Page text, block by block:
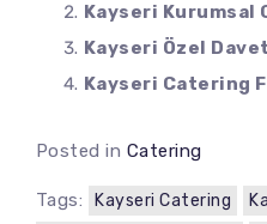
Kayseri Kurumsal
Kayseri Özel
Kayseri Catering
Posted in Catering
Tags: Kayseri Catering